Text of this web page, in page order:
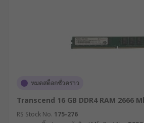
หมดสต็อกชั่วคราว
Transcend 16 GB DDR4 RAM 2666
RS Stock No. 175-276